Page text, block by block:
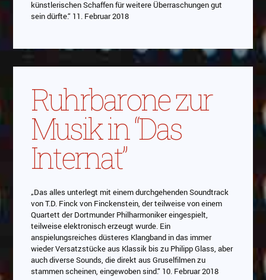
künstlerischen Schaffen für weitere Überraschungen gut
sein dürfte.“ 11. Februar 2018
Ruhrbarone zur
Musik in “Das
Internat”
„Das alles unterlegt mit einem durchgehenden Soundtrack
von T.D. Finck von Finckenstein, der teilweise von einem
Quartett der Dortmunder Philharmoniker eingespielt,
teilweise elektronisch erzeugt wurde. Ein
anspielungsreiches düsteres Klangband in das immer
wieder Versatzstücke aus Klassik bis zu Philipp Glass, aber
auch diverse Sounds, die direkt aus Gruselfilmen zu
stammen scheinen, eingewoben sind.“ 10. Februar 2018